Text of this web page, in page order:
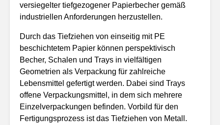
versiegelter tiefgezogener Papierbecher gemäß
industriellen Anforderungen herzustellen.
Durch das Tiefziehen von einseitig mit PE
beschichtetem Papier können perspektivisch
Becher, Schalen und Trays in vielfältigen
Geometrien als Verpackung für zahlreiche
Lebensmittel gefertigt werden. Dabei sind Trays
offene Verpackungsmittel, in dem sich mehrere
Einzelverpackungen befinden. Vorbild für den
Fertigungsprozess ist das Tiefziehen von Metall.